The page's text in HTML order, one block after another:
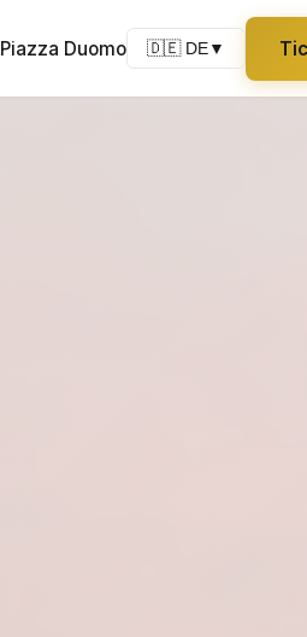
Piazza Duomo 🇩🇪 DE▼